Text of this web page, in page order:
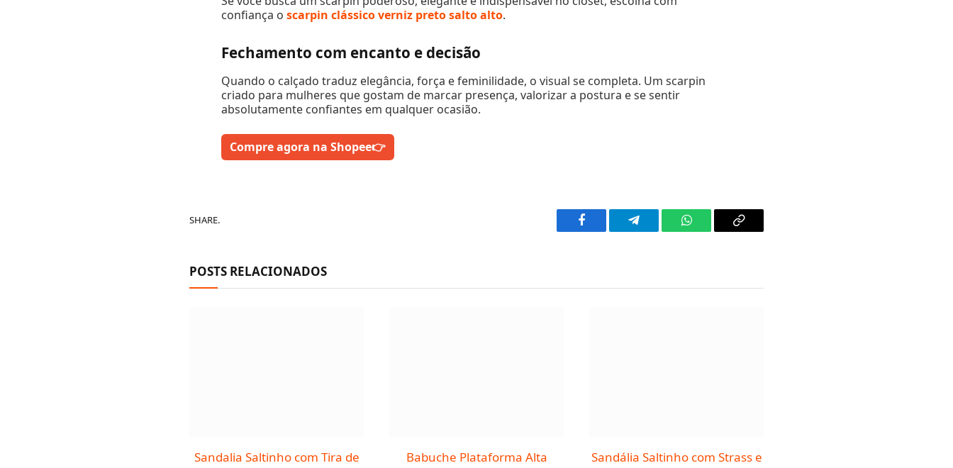
confiança o scarpin clássico verniz preto salto alto.
Fechamento com encanto e decisão
Quando o calçado traduz elegância, força e feminilidade, o visual se completa. Um scarpin
criado para mulheres que gostam de marcar presença, valorizar a postura e se sentir
absolutamente confiantes em qualquer ocasião.
Compre agora na Shopee👉
SHARE.
Facebook Telegram WhatsAppCopy
POSTS RELACIONADOS
Sandalia Saltinho com Tira de
Babuche Plataforma Alta
Sandália Saltinho com Strass e